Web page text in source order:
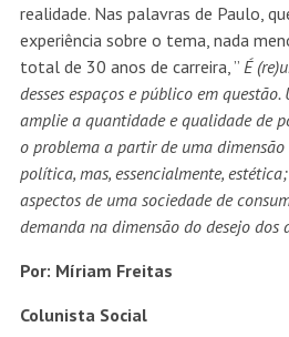
realidade. Nas palavras de Paulo,
experiência sobre o tema, nada
total de 30 anos de carreira, ” É
desses espaços e público em
amplie a quantidade e qualidade de
o problema a partir de uma
política, mas, essencialmente,
aspectos de uma sociedade de
demanda na dimensão do desejo dos
Por: Míriam Freitas
Colunista Social